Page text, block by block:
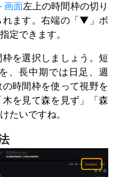
画面左上の時間枠の切り
れます。右端の「▼」ボ
定できます。
を選択しましょう。短
、長中期では日足、週
時間枠を使って視野を
を見て森を見ず」「森
たいですね。